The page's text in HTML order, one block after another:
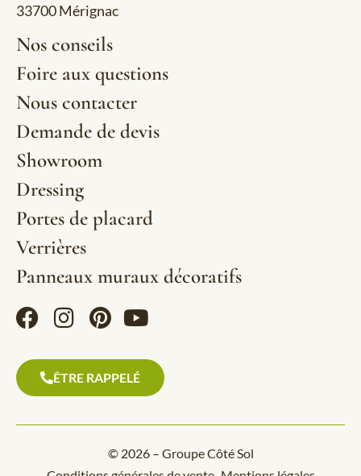
33700 Mérignac
Nos conseils
Foire aux questions
Nous contacter
Demande de devis
Showroom
Dressing
Portes de placard
Verrières
Panneaux muraux décoratifs
ÊTRE RAPPELÉ
© 2026 – Groupe Côté Sol